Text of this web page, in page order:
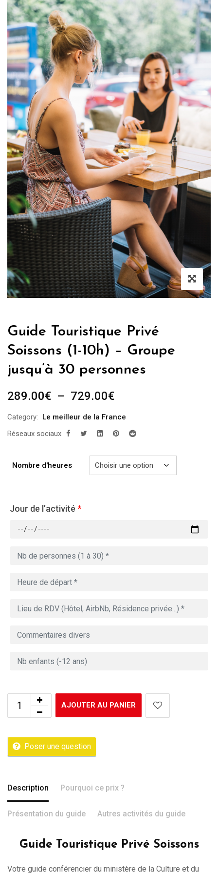
Guide Touristique Privé
Soissons (1-10h) – Groupe
jusqu’à 30 personnes
289.00€ – 729.00€Plage
prix :
289.00€
729.00€
Category:
Le meilleur de la France
Réseaux sociaux
Nombre d'heures
Jour de l’activité *
AJOUTER AU PANIER
Poser une question
Description Pourquoi ce prix ?
Présentation du guide Autres activités du guide
Guide Touristique Privé Soissons
Votre guide conférencier du ministère de la Culture et du